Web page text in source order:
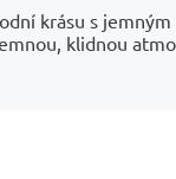
krásu s
klidnou